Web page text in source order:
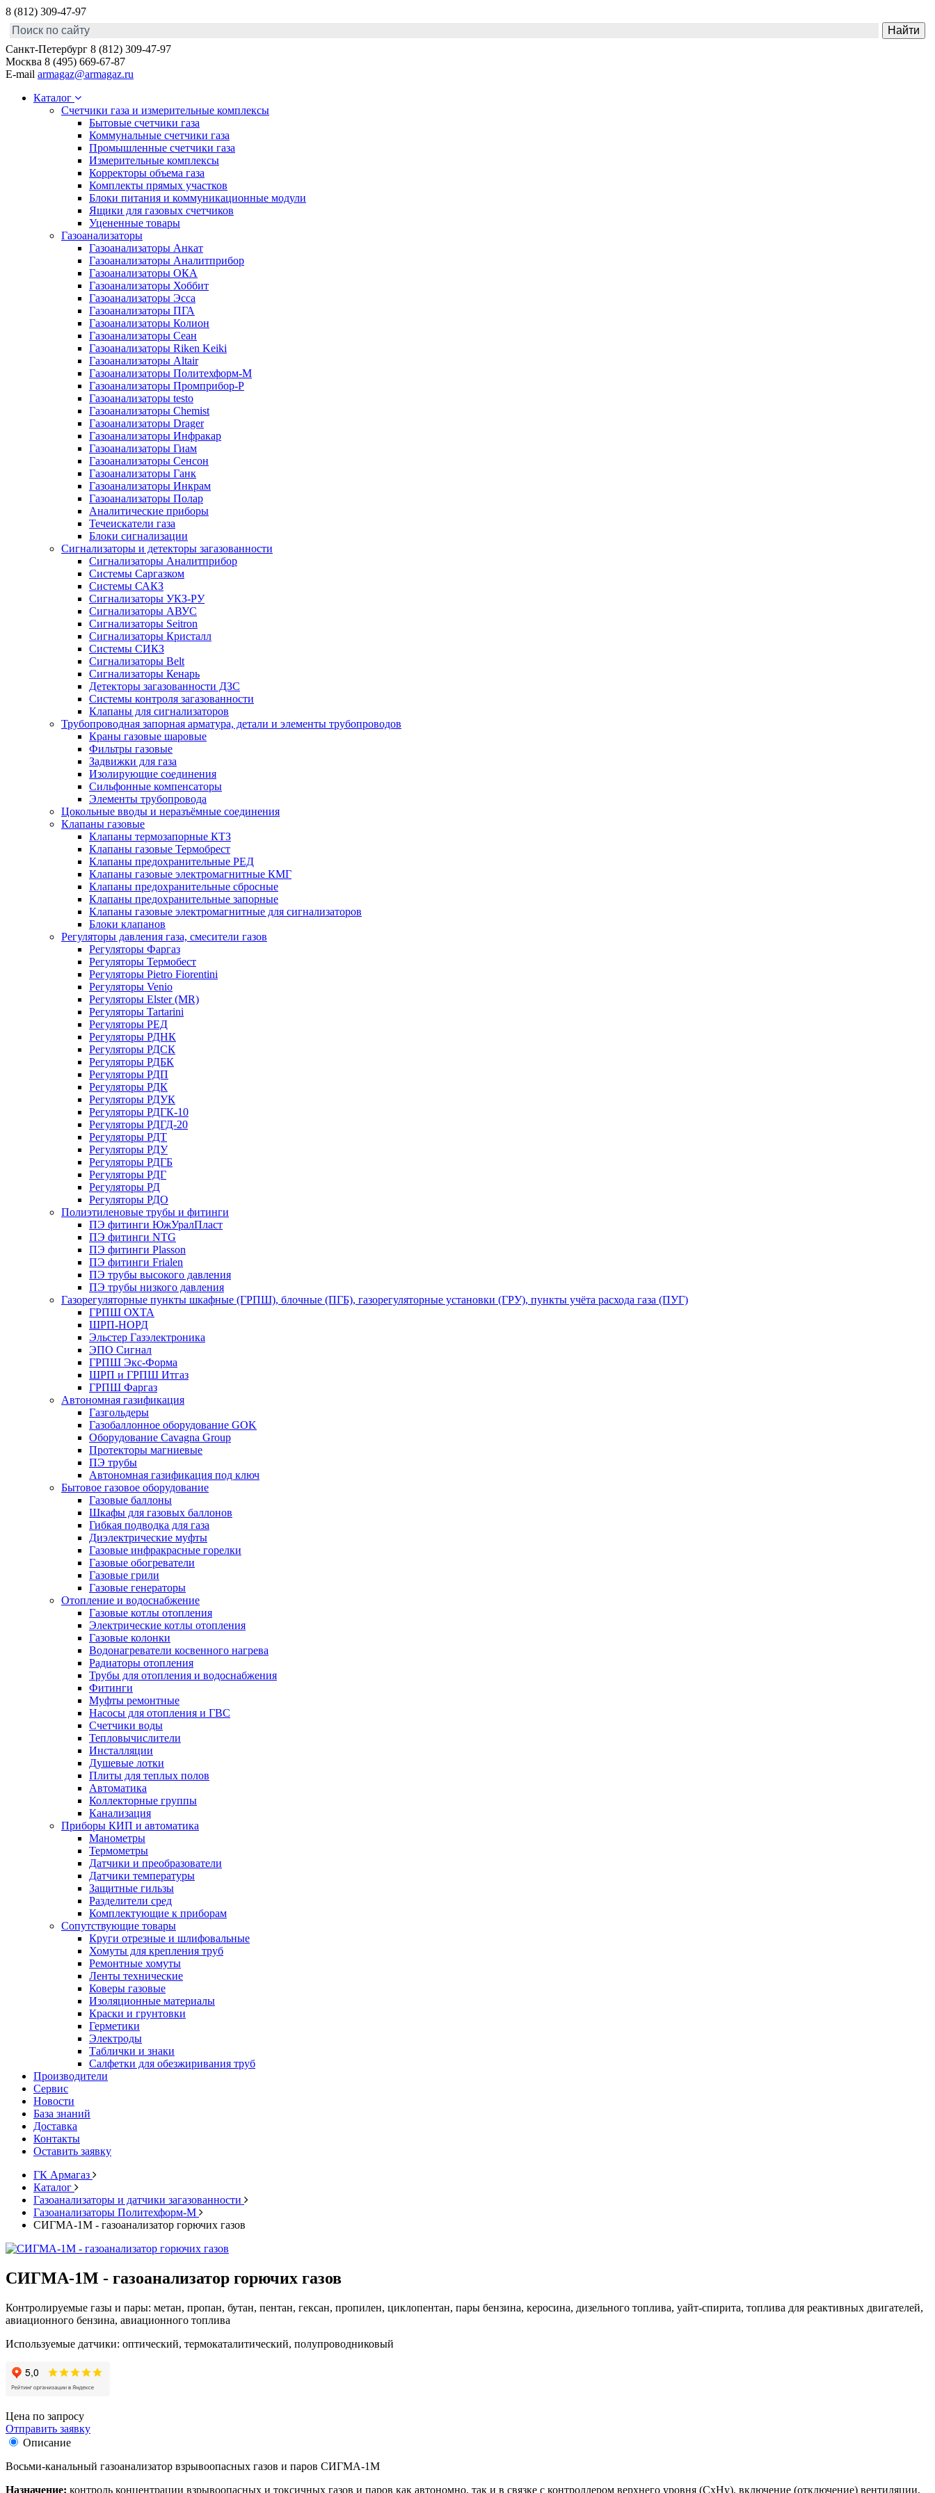
8 (812) 309-47-97
Санкт-Петербург 8 (812) 309-47-97
Москва 8 (495) 669-67-87
E-mail armagaz@armagaz.ru
Каталог
Счетчики газа и измерительные комплексы
Бытовые счетчики газа
Коммунальные счетчики газа
Промышленные счетчики газа
Измерительные комплексы
Корректоры объема газа
Комплекты прямых участков
Блоки питания и коммуникационные модули
Ящики для газовых счетчиков
Уцененные товары
Газоанализаторы
Газоанализаторы Анкат
Газоанализаторы Аналитприбор
Газоанализаторы ОКА
Газоанализаторы Хоббит
Газоанализаторы Эсса
Газоанализаторы ПГА
Газоанализаторы Колион
Газоанализаторы Сеан
Газоанализаторы Riken Keiki
Газоанализаторы Altair
Газоанализаторы Политехформ-М
Газоанализаторы Промприбор-Р
Газоанализаторы testo
Газоанализаторы Chemist
Газоанализаторы Drager
Газоанализаторы Инфракар
Газоанализаторы Гиам
Газоанализаторы Сенсон
Газоанализаторы Ганк
Газоанализаторы Инкрам
Газоанализаторы Полар
Аналитические приборы
Течеискатели газа
Блоки сигнализации
Сигнализаторы и детекторы загазованности
Сигнализаторы Аналитприбор
Системы Саргазком
Системы САКЗ
Сигнализаторы УКЗ-РУ
Сигнализаторы АВУС
Сигнализаторы Seitron
Сигнализаторы Кристалл
Системы СИКЗ
Сигнализаторы Belt
Сигнализаторы Кенарь
Детекторы загазованности ДЗС
Системы контроля загазованности
Клапаны для сигнализаторов
Трубопроводная запорная арматура, детали и элементы трубопроводов
Краны газовые шаровые
Фильтры газовые
Задвижки для газа
Изолирующие соединения
Сильфонные компенсаторы
Элементы трубопровода
Цокольные вводы и неразъёмные соединения
Клапаны газовые
Клапаны термозапорные КТЗ
Клапаны газовые Термобрест
Клапаны предохранительные РЕД
Клапаны газовые электромагнитные КМГ
Клапаны предохранительные сбросные
Клапаны предохранительные запорные
Клапаны газовые электромагнитные для сигнализаторов
Блоки клапанов
Регуляторы давления газа, смесители газов
Регуляторы Фаргаз
Регуляторы Термобест
Регуляторы Pietro Fiorentini
Регуляторы Venio
Регуляторы Elster (MR)
Регуляторы Tartarini
Регуляторы РЕД
Регуляторы РДНК
Регуляторы РДСК
Регуляторы РДБК
Регуляторы РДП
Регуляторы РДК
Регуляторы РДУК
Регуляторы РДГК-10
Регуляторы РДГД-20
Регуляторы РДТ
Регуляторы РДУ
Регуляторы РДГБ
Регуляторы РДГ
Регуляторы РД
Регуляторы РДО
Полиэтиленовые трубы и фитинги
ПЭ фитинги ЮжУралПласт
ПЭ фитинги NTG
ПЭ фитинги Plasson
ПЭ фитинги Frialen
ПЭ трубы высокого давления
ПЭ трубы низкого давления
Газорегуляторные пункты шкафные (ГРПШ), блочные (ПГБ), газорегуляторные установки (ГРУ), пункты учёта расхода газа (ПУГ)
ГРПШ ОХТА
ШРП-НОРД
Эльстер Газэлектроника
ЭПО Сигнал
ГРПШ Экс-Форма
ШРП и ГРПШ Итгаз
ГРПШ Фаргаз
Автономная газификация
Газгольдеры
Газобаллонное оборудование GOK
Оборудование Cavagna Group
Протекторы магниевые
ПЭ трубы
Автономная газификация под ключ
Бытовое газовое оборудование
Газовые баллоны
Шкафы для газовых баллонов
Гибкая подводка для газа
Диэлектрические муфты
Газовые инфракрасные горелки
Газовые обогреватели
Газовые грили
Газовые генераторы
Отопление и водоснабжение
Газовые котлы отопления
Электрические котлы отопления
Газовые колонки
Водонагреватели косвенного нагрева
Радиаторы отопления
Трубы для отопления и водоснабжения
Фитинги
Муфты ремонтные
Насосы для отопления и ГВС
Счетчики воды
Тепловычислители
Инсталляции
Душевые лотки
Плиты для теплых полов
Автоматика
Коллекторные группы
Канализация
Приборы КИП и автоматика
Манометры
Термометры
Датчики и преобразователи
Датчики температуры
Защитные гильзы
Разделители сред
Комплектующие к приборам
Сопутствующие товары
Круги отрезные и шлифовальные
Хомуты для крепления труб
Ремонтные хомуты
Ленты технические
Коверы газовые
Изоляционные материалы
Краски и грунтовки
Герметики
Электроды
Таблички и знаки
Салфетки для обезжиривания труб
Производители
Сервис
Новости
База знаний
Доставка
Контакты
Оставить заявку
ГК Армагаз
Каталог
Газоанализаторы и датчики загазованности
Газоанализаторы Политехформ-М
СИГМА-1М - газоанализатор горючих газов
СИГМА-1М - газоанализатор горючих газов
Контролируемые газы и пары: метан, пропан, бутан, пентан, гексан, пропилен, циклопентан, пары бензина, керосина, дизельного топлива, уайт-спирита, топлива для реактивных двигателей,
авиационного бензина, авиационного топлива
Используемые датчики: оптический, термокаталитический, полупроводниковый
Цена по запросу
Отправить заявку
Описание
Восьми-канальный газоанализатор взрывоопасных газов и паров СИГМА-1М
Назначение: контроль концентрации взрывоопасных и токсичных газов и паров как автономно, так и в связке с контроллером верхнего уровня (СxHy), включение (отключение) вентиляции,